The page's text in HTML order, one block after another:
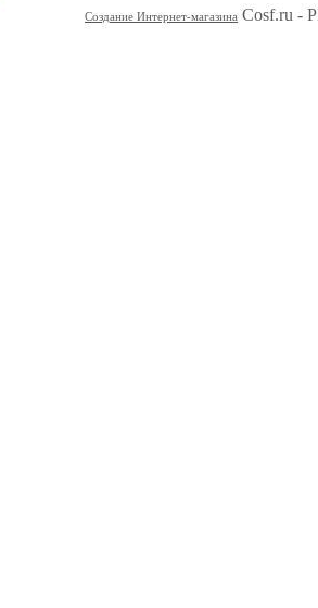
Создание Интернет-магазина Cosf.ru -